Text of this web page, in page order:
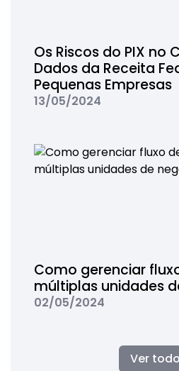
Os Riscos do PIX no
Dados da Receita
Pequenas Empresas
13/05/2024
Como gerenciar
múltiplas unidades
02/05/2024
Ver